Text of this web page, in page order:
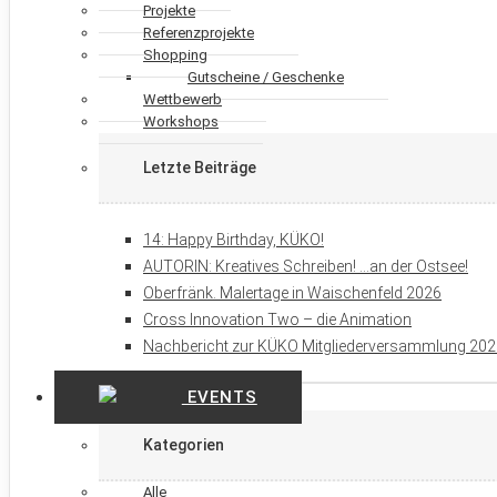
Projekte
Referenzprojekte
Shopping
Gutscheine / Geschenke
Wettbewerb
Workshops
Letzte Beiträge
14: Happy Birthday, KÜKO!
AUTORIN: Kreatives Schreiben! …an der Ostsee!
Oberfränk. Malertage in Waischenfeld 2026
Cross Innovation Two – die Animation
Nachbericht zur KÜKO Mitgliederversammlung
EVENTS
Kategorien
Alle